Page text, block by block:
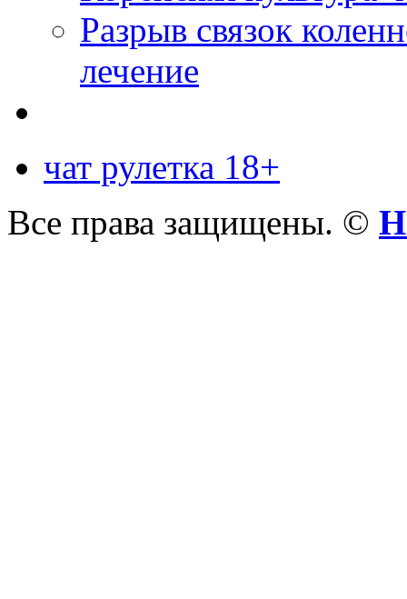
Разрыв связок
лечение
чат рулетка 18+
Все права защищены. ©